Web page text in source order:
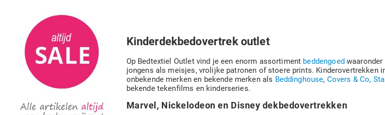
Kinderdekbedovertrek outlet
Op Bedtextiel Outlet vind je een enorm assortiment beddengoedwaaronder
jongens als meisjes, vrolijke patronen of stoere prints. Kinderovertrekken
onbekende merken en bekende merken als Beddinghouse, Covers & Co,
bekende tekenfilms en kinderseries.
Marvel, Nickelodeon en Disney dekbedovertrekken